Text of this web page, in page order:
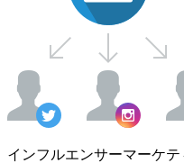
インフルエンサーマーケ